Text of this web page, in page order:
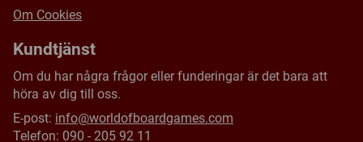
Om Cookies
Kundtjänst
Om du har några frågor eller funderingar är det bara att
höra av dig till oss.
E-post: info@worldofboardgames.com
Telefon: 090 - 205 92 11